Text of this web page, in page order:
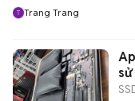
Trang Trang